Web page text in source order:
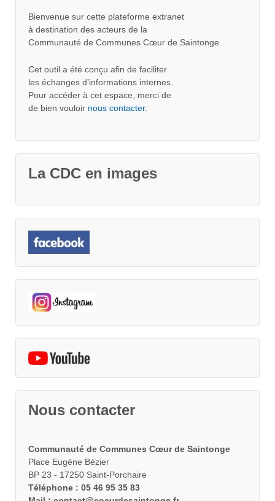
Bienvenue sur cette plateforme extranet
à destination des acteurs de la
Communauté de Communes Cœur de Saintonge.
Cet outil a été conçu afin de faciliter
les échanges d’informations internes.
Pour accéder à cet espace, merci de
de bien vouloir nous contacter.
La CDC en images
Nous contacter
Communauté de Communes Cœur de Saintonge
Place Eugène Bézier
BP 23 - 17250 Saint-Porchaire
Téléphone : 05 46 95 35 83